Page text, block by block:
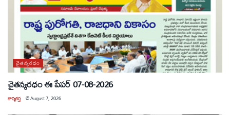
చైతన్యరధం
చైతన్యరధం ఈ పేపర్ 07-08-2026
కార్యకర్త @August 7, 2026